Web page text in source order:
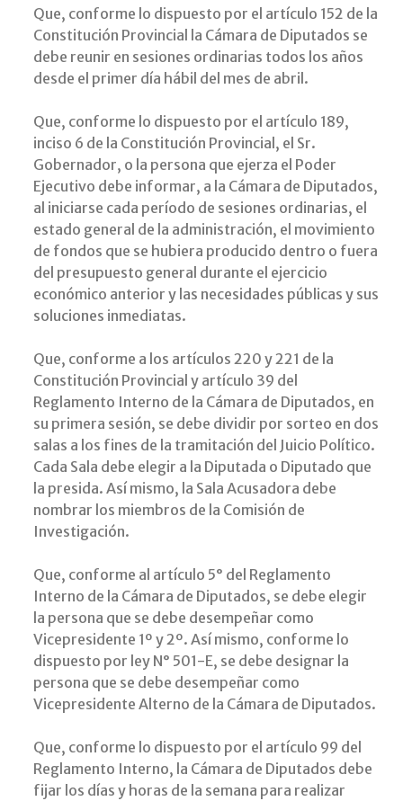
Que, conforme lo dispuesto por el artículo 152 de la
Constitución Provincial la Cámara de Diputados se
debe reunir en sesiones ordinarias todos los años
desde el primer día hábil del mes de abril.
Que, conforme lo dispuesto por el artículo 189,
inciso 6 de la Constitución Provincial, el Sr.
Gobernador, o la persona que ejerza el Poder
Ejecutivo debe informar, a la Cámara de Diputados,
al iniciarse cada período de sesiones ordinarias, el
estado general de la administración, el movimiento
de fondos que se hubiera producido dentro o fuera
del presupuesto general durante el ejercicio
económico anterior y las necesidades públicas y sus
soluciones inmediatas.
Que, conforme a los artículos 220 y 221 de la
Constitución Provincial y artículo 39 del
Reglamento Interno de la Cámara de Diputados, en
su primera sesión, se debe dividir por sorteo en dos
salas a los fines de la tramitación del Juicio Político.
Cada Sala debe elegir a la Diputada o Diputado que
la presida. Así mismo, la Sala Acusadora debe
nombrar los miembros de la Comisión de
Investigación.
Que, conforme al artículo 5° del Reglamento
Interno de la Cámara de Diputados, se debe elegir
la persona que se debe desempeñar como
Vicepresidente 1º y 2º. Así mismo, conforme lo
dispuesto por ley N° 501-E, se debe designar la
persona que se debe desempeñar como
Vicepresidente Alterno de la Cámara de Diputados.
Que, conforme lo dispuesto por el artículo 99 del
Reglamento Interno, la Cámara de Diputados debe
fijar los días y horas de la semana para realizar